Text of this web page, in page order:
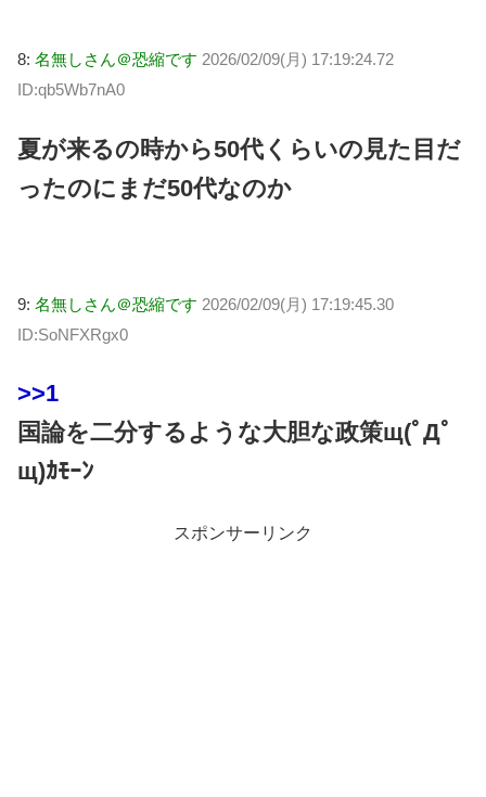
8: 名無しさん＠恐縮です 2026/02/09(月) 17:19:24.72
ID:qb5Wb7nA0
夏が来るの時から50代くらいの見た目だ
ったのにまだ50代なのか
9: 名無しさん＠恐縮です 2026/02/09(月) 17:19:45.30
ID:SoNFXRgx0
>>1
国論を二分するような大胆な政策щ(ﾟДﾟ
щ)ｶﾓｰﾝ
スポンサーリンク